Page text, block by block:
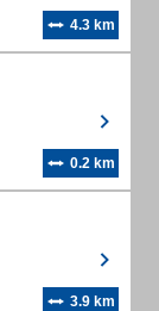
4.3 km
0.2 km
3.9 km